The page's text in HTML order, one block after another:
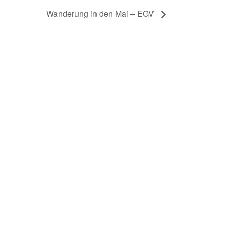
Wanderung in den Mai – EGV